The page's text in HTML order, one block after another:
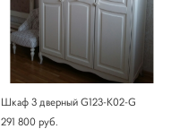
Шкаф 3 дверный G123-K02-G
291 800 pуб.